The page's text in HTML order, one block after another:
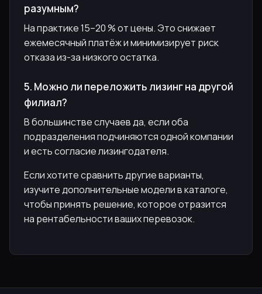
разумным?
На практике 15–20 % от цены. Это снижает
ежемесячный платёж и минимизирует риск
отказа из-за низкого остатка.
5. Можно ли переложить лизинг на другой
филиал?
В большинстве случаев да, если оба
подразделения подчиняются одной компании
и есть согласие лизингодателя.
Если хотите сравнить другие варианты,
изучите дополнительные модели в каталоге,
чтобы принять решение, которое отразится
на рентабельности ваших перевозок.